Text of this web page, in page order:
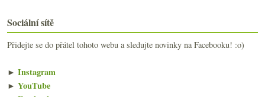
Sociální sítě
Přidejte se do přátel tohoto webu a sledujte novinky na Facebooku! :o)
► Instagram
► YouTube